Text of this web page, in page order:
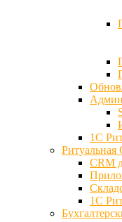
1С
Ритуальная
CRM
1С